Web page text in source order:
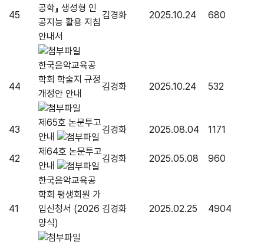
45
공학』 생성형 인
공지능 활용 지침
안내서
김경화 2025.10.24 680
44
한국음악교육공
학회 학술지 규정
개정안 안내
김경화 2025.10.24 532
43
제65호 논문투고
안내
김경화 2025.08.04 1171
42
제64호 논문투고
안내
김경화 2025.05.08 960
41
한국음악교육공
학회 평생회원 가
입신청서 (2026
양식)
김경화 2025.02.25 4904